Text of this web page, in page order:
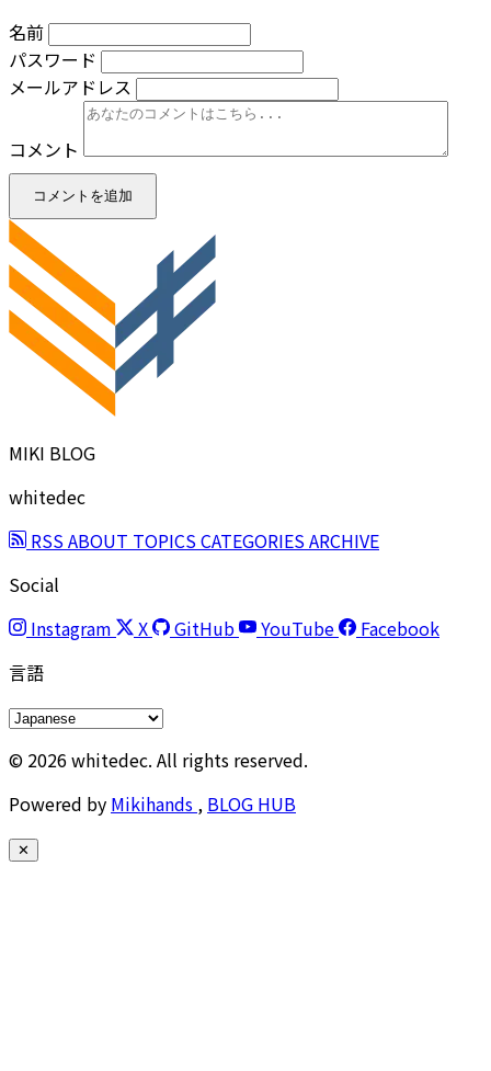
名前
パスワード
メールアドレス
コメント
コメントを追加
MIKI BLOG
whitedec
RSSABOUT TOPICSCATEGORIESARCHIVE
Social
Instagram
X GitHub YouTube
Facebook
言語
© 2026 whitedec. All rights reserved.
Powered by Mikihands , BLOG HUB
✕